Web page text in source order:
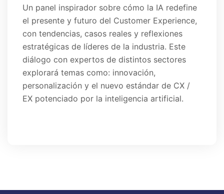
Un panel inspirador sobre cómo la IA redefine
el presente y futuro del Customer Experience,
con tendencias, casos reales y reflexiones
estratégicas de líderes de la industria. Este
diálogo con expertos de distintos sectores
explorará temas como: innovación,
personalización y el nuevo estándar de CX /
EX potenciado por la inteligencia artificial.